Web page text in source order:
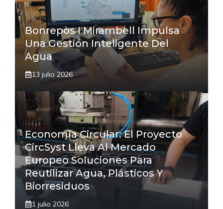
Bonrepòs I Mirambell Impulsa
Una Gestión Inteligente Del
Agua
13 julio 2026
Economía Circular: El Proyecto
CircSyst Lleva Al Mercado
Europeo Soluciones Para
Reutilizar Agua, Plásticos Y
Biorresiduos
1 julio 2026